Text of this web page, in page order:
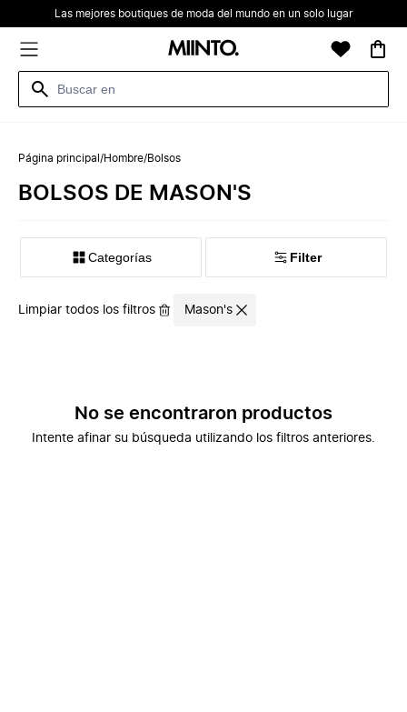
Las mejores boutiques de moda del mundo en un solo lugar
Página principal /Hombre/Bolsos
BOLSOS DE MASON'S
Categorías Filter
Limpiar todos los filtros Mason's
No se encontraron productos
Intente afinar su búsqueda utilizando los filtros anteriores.